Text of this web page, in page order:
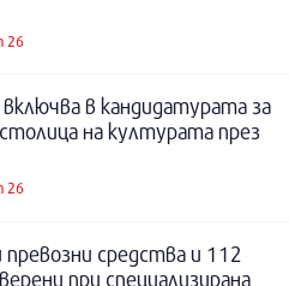
26
включва в кандидатурата за
на културата през
26
средства и 112
при специализирана